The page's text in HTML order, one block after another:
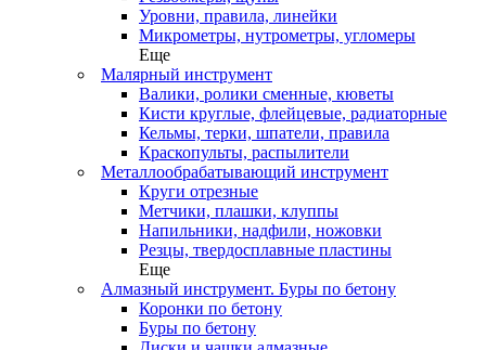
Уровни, правила, линейки
Микрометры, нутрометры, угломеры
Еще
Малярный инструмент
Валики, ролики сменные, кюветы
Кисти круглые, флейцевые, радиаторные
Кельмы, терки, шпатели, правила
Краскопульты, распылители
Металлообрабатывающий инструмент
Круги отрезные
Метчики, плашки, клуппы
Напильники, надфили, ножовки
Резцы, твердосплавные пластины
Еще
Алмазный инструмент. Буры по бетону
Коронки по бетону
Буры по бетону